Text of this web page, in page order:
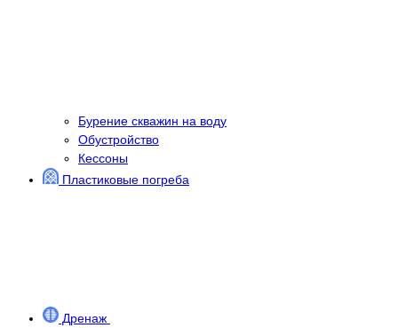
Бурение скважин на воду
Обустройство
Кессоны
Пластиковые погреба
Дренаж